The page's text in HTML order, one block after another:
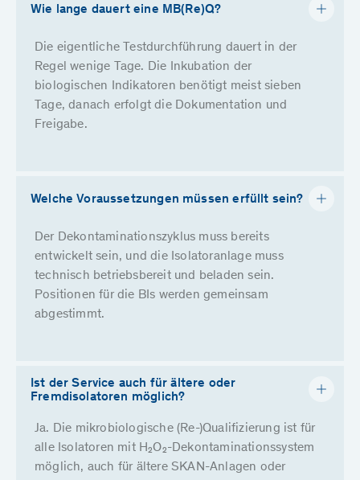
Wie lange dauert eine MB(Re)Q?
Die eigentliche Testdurchführung dauert in der
Regel wenige Tage. Die Inkubation der
biologischen Indikatoren benötigt meist sieben
Tage, danach erfolgt die Dokumentation und
Freigabe.
Welche Voraussetzungen müssen erfüllt sein?
Der Dekontaminationszyklus muss bereits
entwickelt sein, und die Isolatoranlage muss
technisch betriebsbereit und beladen sein.
Positionen für die BIs werden gemeinsam
abgestimmt.
Ist der Service auch für ältere oder
Fremdisolatoren möglich?
Ja. Die mikrobiologische (Re-)Qualifizierung ist für
alle Isolatoren mit H₂O₂-Dekontaminationssystem
möglich, auch für ältere SKAN-Anlagen oder